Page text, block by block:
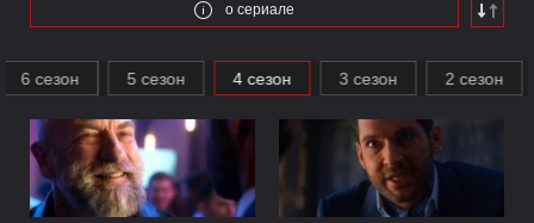
о сериале
6 сезон 5 сезон 4 сезон 3 сезон 2 сезон